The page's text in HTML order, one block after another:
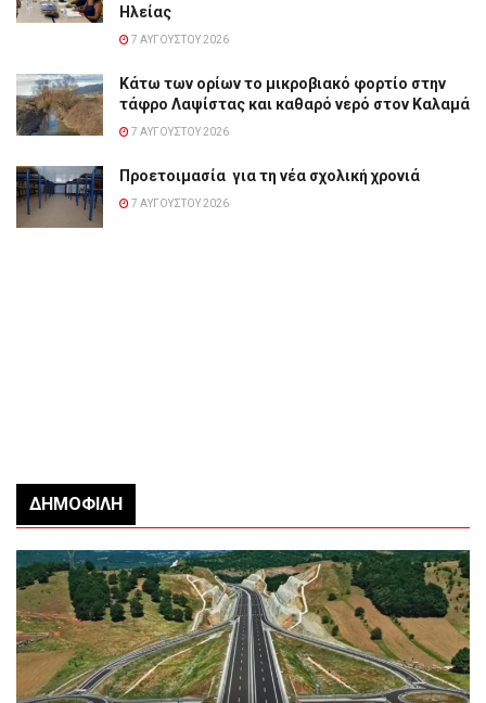
Ηλείας
7 ΑΥΓΟΎΣΤΟΥ 2026
Κάτω των ορίων το μικροβιακό φορτίο στην
τάφρο Λαψίστας και καθαρό νερό στον Καλαμά
7 ΑΥΓΟΎΣΤΟΥ 2026
Προετοιμασία για τη νέα σχολική χρονιά
7 ΑΥΓΟΎΣΤΟΥ 2026
ΔΗΜΟΦΙΛΉ